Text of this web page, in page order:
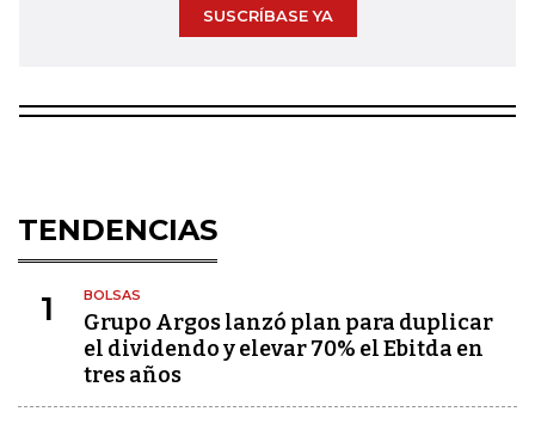
SUSCRÍBASE YA
TENDENCIAS
1 BOLSAS
Grupo Argos lanzó plan para duplicar
el dividendo y elevar 70% el Ebitda en
tres años